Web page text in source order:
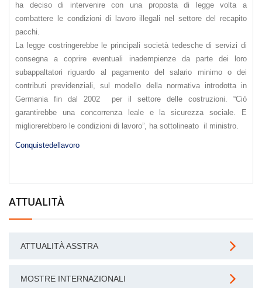
ha deciso di intervenire con una proposta di legge volta a
combattere le condizioni di lavoro illegali nel settore del recapito
pacchi.
La legge costringerebbe le principali società tedesche di servizi di
consegna a coprire eventuali inadempienze da parte dei loro
subappaltatori riguardo al pagamento del salario minimo o dei
contributi previdenziali, sul modello della normativa introdotta in
Germania fin dal 2002 per il settore delle costruzioni. “Ciò
garantirebbe una concorrenza leale e la sicurezza sociale. E
migliorerebbero le condizioni di lavoro”, ha sottolineato il ministro.
Conquistedellavoro
ATTUALITÀ
ATTUALITÀ ASSTRA
MOSTRE INTERNAZIONALI